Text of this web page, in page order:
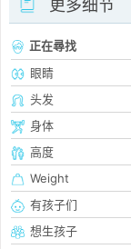
更多细节
正在尋找
眼睛
头发
身体
高度
Weight
有孩子们
想生孩子